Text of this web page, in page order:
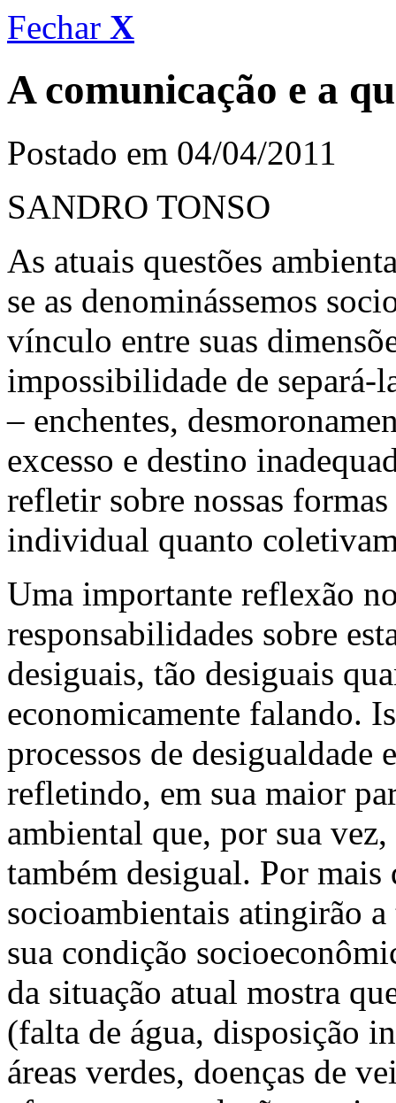
Fechar X
A comunicação e a
Postado em 04/04/2011
SANDRO TONSO
As atuais questões
se as denominássemos
vínculo entre suas
impossibilidade de separá-
– enchentes,
excesso e destino
refletir sobre nossas
individual quanto
Uma importante reflexão
responsabilidades sobre
desiguais, tão desiguais
economicamente falando.
processos de desigualdade
refletindo, em sua maior
ambiental que, por sua
também desigual. Por mais
socioambientais atingirão a
sua condição
da situação atual mostra
(falta de água, disposição
áreas verdes, doenças de